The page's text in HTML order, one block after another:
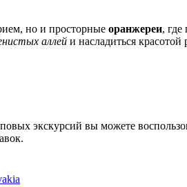
но и просторные оранжереи, где
аллей и насладиться красотой
экскурсий вы можете